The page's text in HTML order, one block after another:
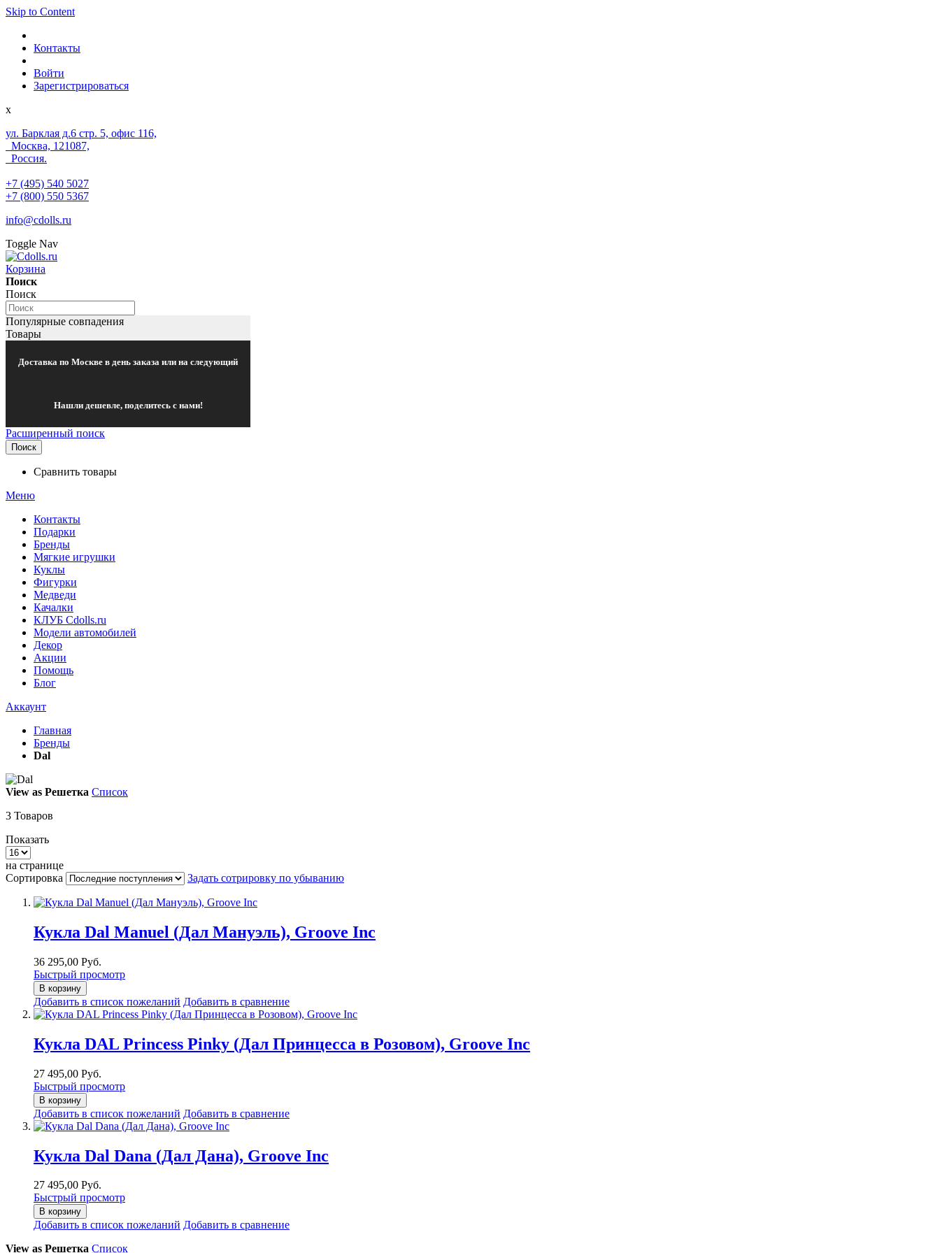
Skip to Content
Контакты
Войти
Зарегистрироваться
x
ул. Барклая д.6 стр. 5, офис 116,
Москва, 121087,
Россия.
+7 (495) 540 5027
+7 (800) 550 5367
info@cdolls.ru
Toggle Nav
Корзина
Поиск
Поиск
Популярные совпадения
Товары
Доставка по Москве в день заказа или на следующий
Нашли дешевле, поделитесь с нами!
Расширенный поиск
Поиск
Сравнить товары
Меню
Контакты
Подарки
Бренды
Мягкие игрушки
Куклы
Фигурки
Медведи
Качалки
КЛУБ Cdolls.ru
Модели автомобилей
Декор
Акции
Помощь
Блог
Аккаунт
Главная
Бренды
Dal
View as Решетка Список
3 Товаров
Показать
на странице
Сортировка
Задать сотрировку по убыванию
Кукла Dal Manuel (Дал Мануэль), Groove Inc
36 295,00 Руб.
Быстрый просмотр
В корзину
Добавить в список пожеланий Добавить в сравнение
Кукла DAL Princess Pinky (Дал Принцесса в Розовом), Groove Inc
27 495,00 Руб.
Быстрый просмотр
В корзину
Добавить в список пожеланий Добавить в сравнение
Кукла Dal Dana (Дал Дана), Groove Inc
27 495,00 Руб.
Быстрый просмотр
В корзину
Добавить в список пожеланий Добавить в сравнение
View as Решетка Список